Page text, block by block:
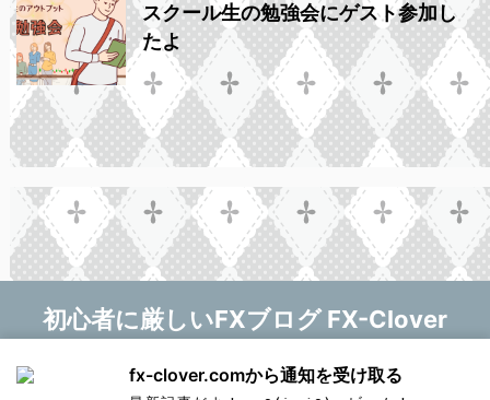
スクール生の勉強会にゲスト参加し
たよ
初心者に厳しいFXブログ FX-Clover
fx-clover.comから通知を受け取る